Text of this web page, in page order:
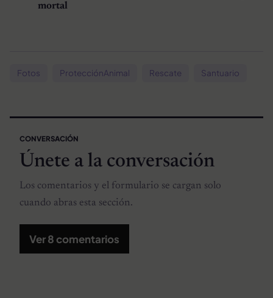
mortal
Fotos ProtecciónAnimal Rescate Santuario
CONVERSACIÓN
Únete a la conversación
Los comentarios y el formulario se cargan solo
cuando abras esta sección.
Ver 8 comentarios